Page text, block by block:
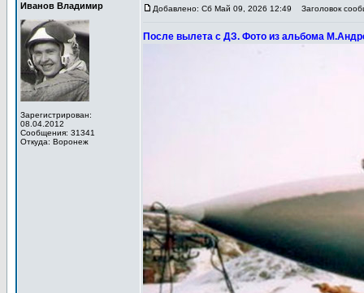
Иванов Владимир
Зарегистрирован:
08.04.2012
Сообщения: 31341
Откуда: Воронеж
Добавлено: Сб Май 09, 2026 12:49 Заголовок
После вылета с ДЗ. Фото из альбома